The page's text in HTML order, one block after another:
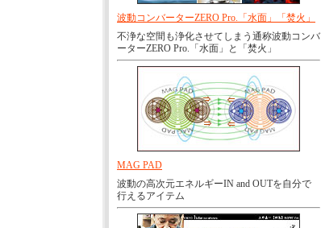
波動コンバーターZERO Pro.「水面」「焚火」
不浄な空間も浄化させてしまう通称波動コンバ
ーターZERO Pro.「水面」と「焚火」
MAG PAD
波動の高次元エネルギーIN and OUTを自分で
行えるアイテム